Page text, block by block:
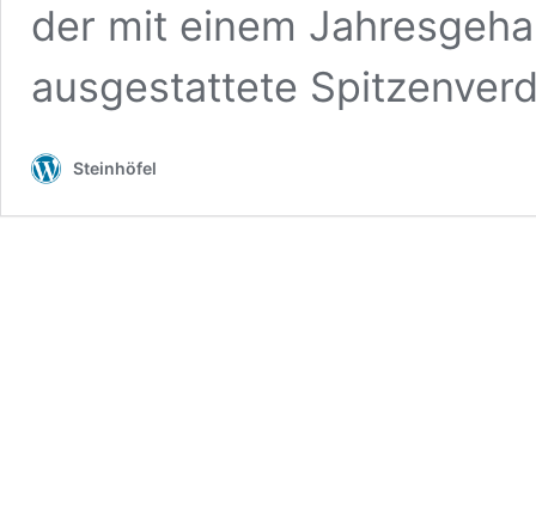
der mit einem
ausgestattete
Steinhöfel